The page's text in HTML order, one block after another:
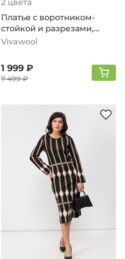
2 цвета
Платье с воротником-
стойкой и разрезами,
черный
Vivawool
1 999 ₽
7 499 ₽